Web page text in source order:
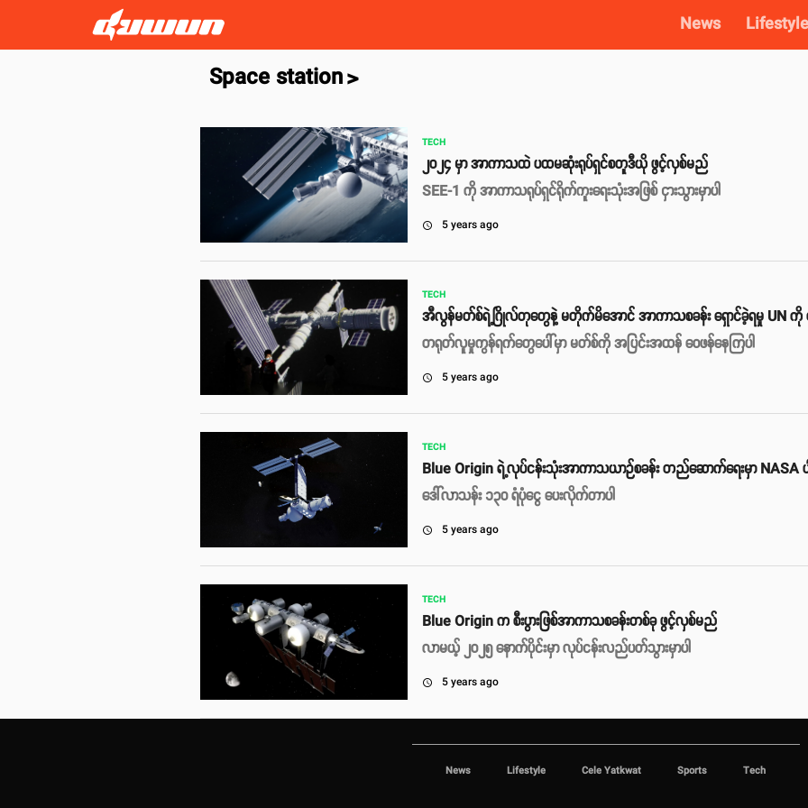
News Lifestyle
Space station>
TECH
၂၀၂၄ မှာ အာကာသထဲ ပထမဆုံးရုပ်ရှင်စတူဒီယို ဖွင့်လှစ်မည်
SEE-1 ကို အာကာသရုပ်ရှင်ရိုက်ကူးရေးသုံးအဖြစ် ငှားသွားမှာပါ
access_time 5 years ago
TECH
အီလွန်မတ်စ်ရဲ့ဂြိုလ်တုတွေနဲ့ မတိုက်မိအောင် အာကာသစခန်း ရှောင်ခဲ့ရမှု UN ကို
တရုတ်လူမှုကွန်ရက်တွေပေါ်မှာ မတ်စ်ကို အပြင်းအထန် ဝေဖန်နေကြပါ
access_time 5 years ago
TECH
Blue Origin ရဲ့လုပ်ငန်းသုံးအာကာသယာဉ်စခန်း တည်ဆောက်ရေးမှာ NASA
ဒေါ်လာသန်း ၁၃၀ ရံပုံငွေ ပေးလိုက်တာပါ
access_time 5 years ago
TECH
Blue Origin က စီးပွားဖြစ်အာကာသစခန်းတစ်ခု ဖွင့်လှစ်မည်
လာမယ့် ၂၀၂၅ နောက်ပိုင်းမှာ လုပ်ငန်းလည်ပတ်သွားမှာပါ
access_time 5 years ago
News Lifestyle Cele Yatkwat Sports Tech